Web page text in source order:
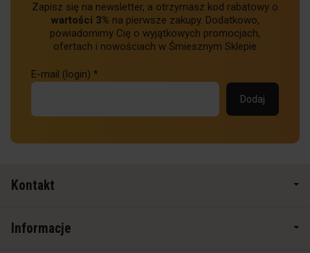
Zapisz się na newsletter, a otrzymasz kod rabatowy o
wartości 3% na pierwsze zakupy. Dodatkowo,
powiadomimy Cię o wyjątkowych promocjach,
ofertach i nowościach w Śmiesznym Sklepie
E-mail (login) *
Kontakt
Informacje